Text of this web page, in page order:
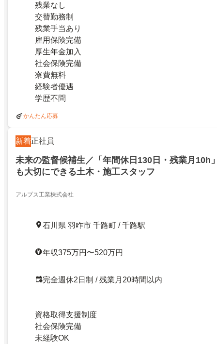
残業なし
交替勤務制
残業手当あり
雇用保険完備
厚生年金加入
社会保険完備
寮費無料
経験者優遇
学歴不問
かんたん応募
新着正社員
未来の監督候補生／「年間休日130日・残業月10h
も大切にできる土木・施工スタッフ
アルプス工業株式会社
石川県 羽咋市 千路町 / 千路駅
年収375万円〜520万円
完全週休2日制 / 残業月20時間以内
資格取得支援制度
社会保険完備
未経験OK